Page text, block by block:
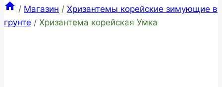
/ Магазин / Хризантемы корейские зимующие в
грунте / Хризантема корейская Умка